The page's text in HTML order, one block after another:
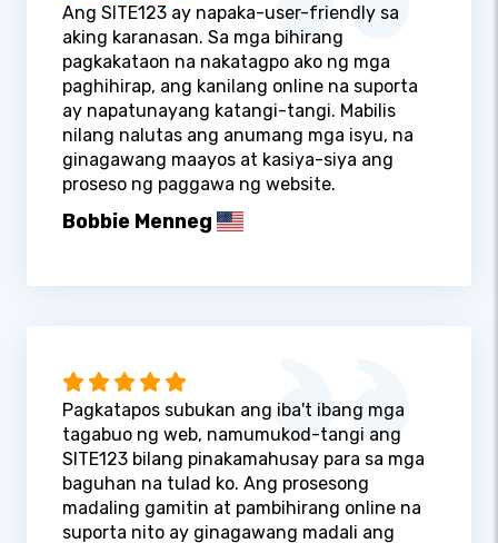
Ang SITE123 ay napaka-user-friendly sa
aking karanasan. Sa mga bihirang
pagkakataon na nakatagpo ako ng mga
paghihirap, ang kanilang online na suporta
ay napatunayang katangi-tangi. Mabilis
nilang nalutas ang anumang mga isyu, na
ginagawang maayos at kasiya-siya ang
proseso ng paggawa ng website.
Bobbie Menneg
Pagkatapos subukan ang iba't ibang mga
tagabuo ng web, namumukod-tangi ang
SITE123 bilang pinakamahusay para sa mga
baguhan na tulad ko. Ang prosesong
madaling gamitin at pambihirang online na
suporta nito ay ginagawang madali ang